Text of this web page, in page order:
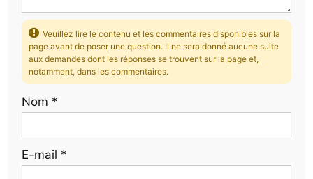
Veuillez lire le contenu et les commentaires disponibles sur la
page avant de poser une question. Il ne sera donné aucune suite
aux demandes dont les réponses se trouvent sur la page et,
notamment, dans les commentaires.
Nom *
E-mail *